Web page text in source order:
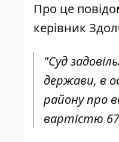
Про це
керівник
"Суд
держави, в
району про
вартістю